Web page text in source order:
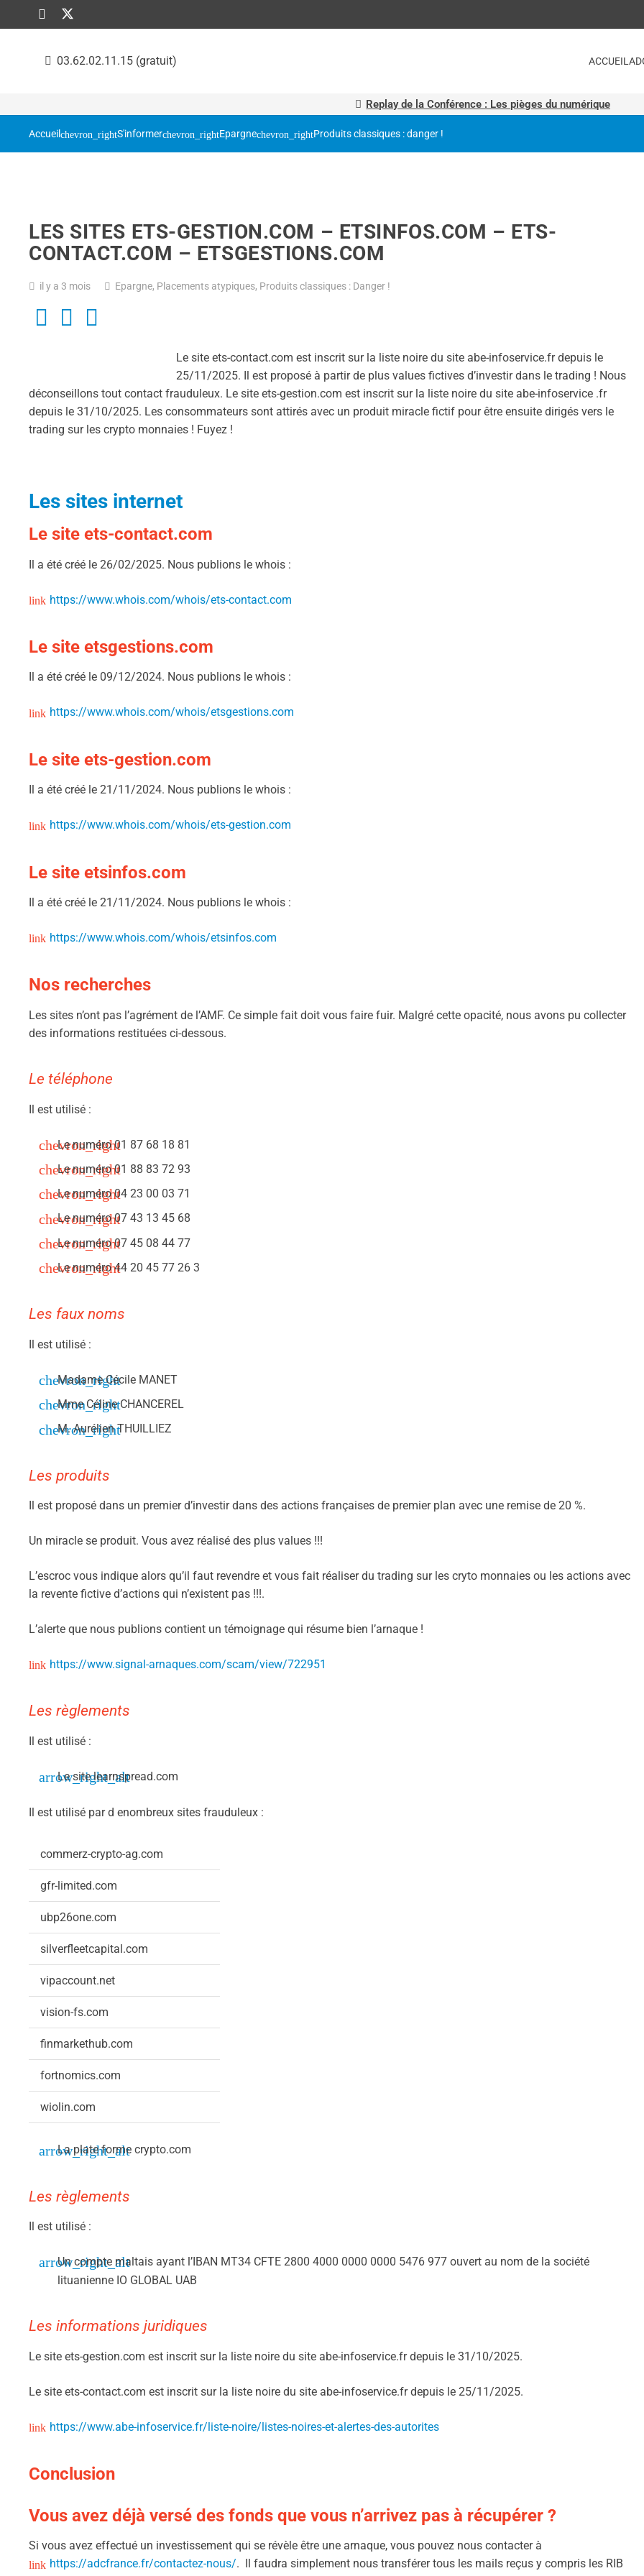
03.62.02.11.15 (gratuit) ACCUEIL
Replay de la Conférence : Les pièges du numérique
Accueil S'informer Epargne Produits classiques : danger !
LES SITES ETS-GESTION.COM – ETSINFOS.COM – ETS-
CONTACT.COM – ETSGESTIONS.COM
il y a 3 mois Epargne, Placements atypiques, Produits classiques : Danger !
Le site ets-contact.com est inscrit sur la liste noire du site abe-infoservice.fr depuis le
25/11/2025. Il est proposé à partir de plus values fictives d’investir dans le trading ! Nous
déconseillons tout contact frauduleux. Le site ets-gestion.com est inscrit sur la liste noire du site abe-infoservice .fr
depuis le 31/10/2025. Les consommateurs sont attirés avec un produit miracle fictif pour être ensuite dirigés vers le
trading sur les crypto monnaies ! Fuyez !
Les sites internet
Le site ets-contact.com
Il a été créé le 26/02/2025. Nous publions le whois :
https://www.whois.com/whois/ets-contact.com
Le site etsgestions.com
Il a été créé le 09/12/2024. Nous publions le whois :
https://www.whois.com/whois/etsgestions.com
Le site ets-gestion.com
Il a été créé le 21/11/2024. Nous publions le whois :
https://www.whois.com/whois/ets-gestion.com
Le site etsinfos.com
Il a été créé le 21/11/2024. Nous publions le whois :
https://www.whois.com/whois/etsinfos.com
Nos recherches
Les sites n’ont pas l’agrément de l’AMF. Ce simple fait doit vous faire fuir. Malgré cette opacité, nous avons pu collecter
des informations restituées ci-dessous.
Le téléphone
Il est utilisé :
Le numéro 01 87 68 18 81
Le numéro 01 88 83 72 93
Le numéro 04 23 00 03 71
Le numéro 07 43 13 45 68
Le numéro 07 45 08 44 77
Le numéro 44 20 45 77 26 3
Les faux noms
Il est utilisé :
Madame Cécile MANET
Mme Céline CHANCEREL
M. Aurélien THUILLIEZ
Les produits
Il est proposé dans un premier d’investir dans des actions françaises de premier plan avec une remise de 20 %.
Un miracle se produit. Vous avez réalisé des plus values !!!
L’escroc vous indique alors qu’il faut revendre et vous fait réaliser du trading sur les cryto monnaies ou les actions avec
la revente fictive d’actions qui n’existent pas !!!.
L’alerte que nous publions contient un témoignage qui résume bien l’arnaque !
https://www.signal-arnaques.com/scam/view/722951
Les règlements
Il est utilisé :
Le site learnspread.com
Il est utilisé par d enombreux sites frauduleux :
commerz-crypto-ag.com
gfr-limited.com
ubp26one.com
silverfleetcapital.com
vipaccount.net
vision-fs.com
finmarkethub.com
fortnomics.com
wiolin.com
La plate forme crypto.com
Les règlements
Il est utilisé :
Un compte maltais ayant l’IBAN MT34 CFTE 2800 4000 0000 0000 5476 977 ouvert au nom de la société
lituanienne IO GLOBAL UAB
Les informations juridiques
Le site ets-gestion.com est inscrit sur la liste noire du site abe-infoservice.fr depuis le 31/10/2025.
Le site ets-contact.com est inscrit sur la liste noire du site abe-infoservice.fr depuis le 25/11/2025.
https://www.abe-infoservice.fr/liste-noire/listes-noires-et-alertes-des-autorites
Conclusion
Vous avez déjà versé des fonds que vous n’arrivez pas à récupérer ?
Si vous avez effectué un investissement qui se révèle être une arnaque, vous pouvez nous contacter à
https://adcfrance.fr/contactez-nous/. Il faudra simplement nous transférer tous les mails reçus y compris les RIB